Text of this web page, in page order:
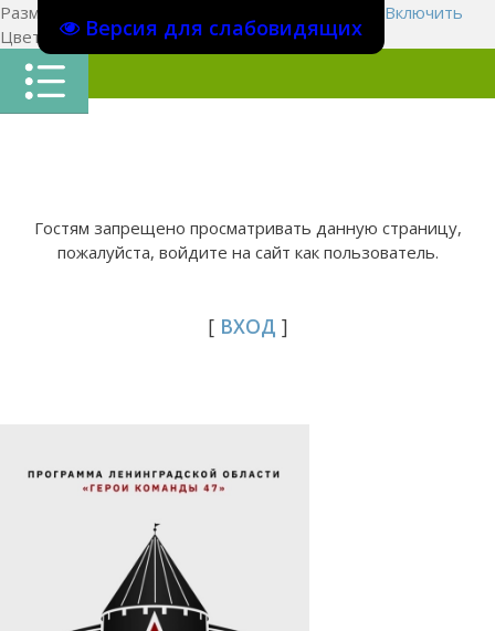
Версия для слабовидящих
Размер шрифта:
Включить
Цвет сайтаЦ Ц Ц Х
Гостям запрещено просматривать данную страницу,
пожалуйста, войдите на сайт как пользователь.
[ ВХОД ]